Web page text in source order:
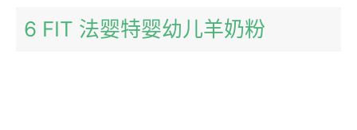
6 FIT 法婴特婴幼儿羊奶粉